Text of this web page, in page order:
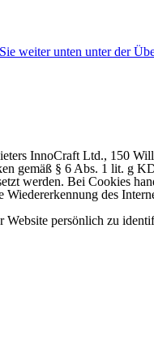
weiter unten unter der
InnoCraft Ltd., 150
gemäß § 6 Abs. 1 lit. g
werden. Bei Cookies
Wiedererkennung des
persönlich zu